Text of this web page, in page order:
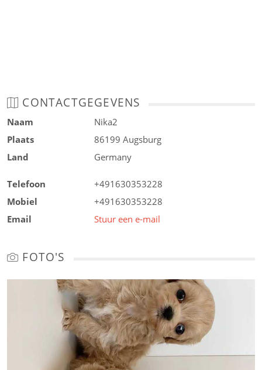
CONTACTGEGEVENS
Naam
Nika2
Plaats
86199 Augsburg
Land
Germany
Telefoon
+491630353228
Mobiel
+491630353228
Email
Stuur een e-mail
FOTO'S